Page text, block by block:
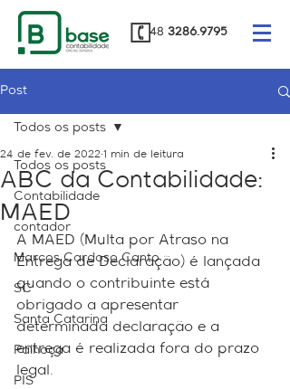
48 3286.9795
Post
Todos os posts
Contabilidade
contador
Marcos Cardoso Canto
SC
Santa Catarina
Palhoça
PIS
Todos os posts
ABC da Contabilidade:
MAED
24 de fev. de 2022 1 min de leitura
A MAED (Multa por Atraso na
Entrega de Declaração) é lançada
quando o contribuinte está
obrigado a apresentar
determinada declaração e a
entrega é realizada fora do prazo
legal. ⠀